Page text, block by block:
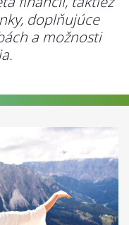
doplňujúce
a možnosti